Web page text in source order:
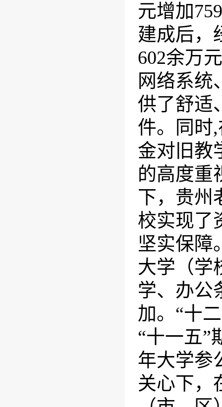
元增加
建成后，
602余万
网络系统
供了舒适
件。同时,
金对旧教
的高度重
下，贵州
校实现了
坚实保障
大学（学
学、办公
加。“十
“十一五”
年大学参
关心下，